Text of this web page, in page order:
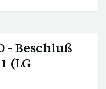
- Beschluß
(LG